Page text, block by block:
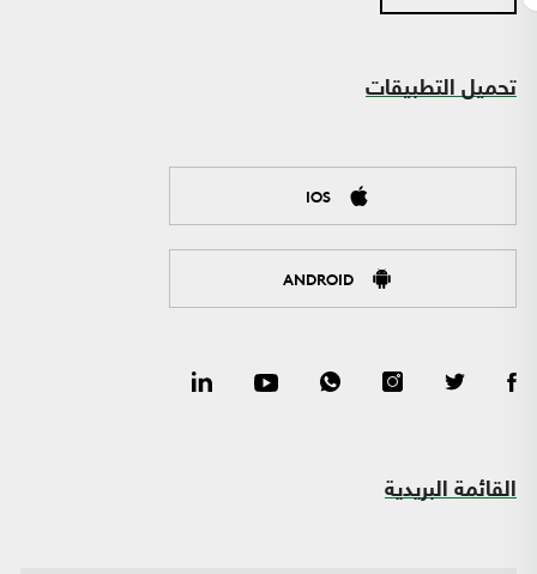
تحميل التطبيقات
IOS
ANDROID
القائمة البريدية